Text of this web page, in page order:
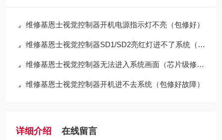
维修基恩士视觉控制器开机电源指示灯不亮（包修好）
维修基恩士视觉控制器SD1/SD2亮红灯进不了系统（包修好）
维修基恩士视觉控制器无法进入系统画面（芯片级修理）
维修基恩士视觉控制器开机进不去系统（包修好故障）
详细介绍 在线留言